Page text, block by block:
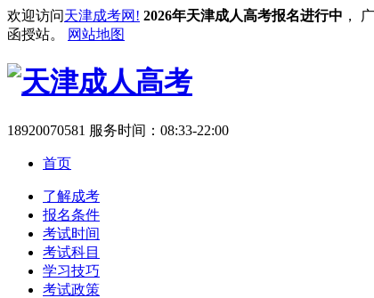
欢迎访问天津成考网! 2026年天津成人高考报名进行中 ，
函授站。
网站地图
18920070581 服务时间：08:33-22:00
首页
了解成考
报名条件
考试时间
考试科目
学习技巧
考试政策